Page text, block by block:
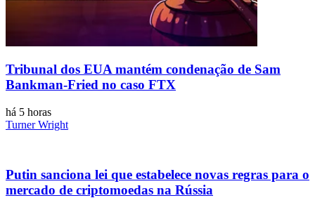
Tribunal dos EUA mantém condenação de Sam
Bankman-Fried no caso FTX
há 5 horas
Turner Wright
Putin sanciona lei que estabelece novas regras para o
mercado de criptomoedas na Rússia